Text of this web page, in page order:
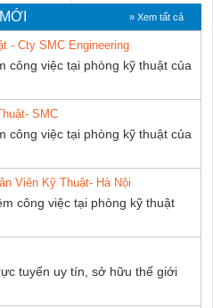
» Xem tất cả
- Cty SMC Engineering
công việc tại phòng kỹ thuật của
SMC
công việc tại phòng kỹ thuật của
Viên Kỹ Thuật- Hà Nội
công việc tại phòng kỹ thuật
tuyến uy tín, sở hữu thế giới